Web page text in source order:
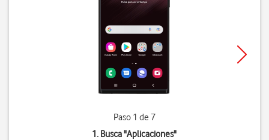
Paso 1 de 7
1. Busca "Aplicaciones"